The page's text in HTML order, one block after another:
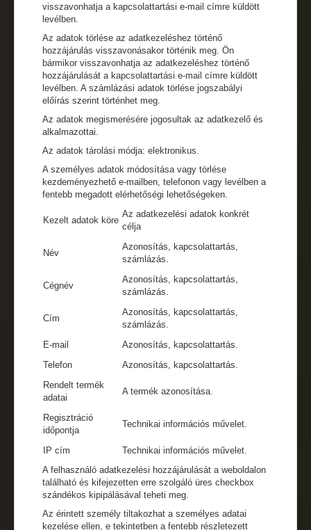
visszavonhatja a kapcsolattartási e-mail címre küldött
levélben.
Az adatok törlése az adatkezeléshez történő
hozzájárulás visszavonásakor történik meg. Ön
bármikor visszavonhatja az adatkezeléshez történő
hozzájárulását a kapcsolattartási e-mail címre küldött
levélben. A számlázási adatok törlése jogszabályi
előírás szerint történhet meg.
Az adatok megismerésére jogosultak az adatkezelő és
alkalmazottai.
Az adatok tárolási módja: elektronikus.
A személyes adatok módosítása vagy törlése
kezdeményezhető e-mailben, telefonon vagy levélben a
fentebb megadott elérhetőségi lehetőségeken.
Kezelt adatok köre
Az adatkezelési adatok konkrét
célja
Név
Azonosítás, kapcsolattartás,
számlázás.
Cégnév
Azonosítás, kapcsolattartás,
számlázás.
Cím
Azonosítás, kapcsolattartás,
számlázás.
E-mail
Azonosítás, kapcsolattartás.
Telefon
Azonosítás, kapcsolattartás.
Rendelt termék
adatai
A termék azonosítása.
Regisztráció
időpontja
Technikai információs művelet.
IP cím
Technikai információs művelet.
A felhasználó adatkezelési hozzájárulását a weboldalon
található és kifejezetten erre szolgáló üres checkbox
szándékos kipipálásával teheti meg.
Az érintett személy tiltakozhat a személyes adatai
kezelése ellen, e tekintetben a fentebb részletezett